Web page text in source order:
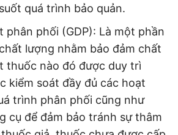
quá trình bảo quản.
phân phối (GDP): Là một phần
lượng nhằm bảo đảm chất
thuốc nào đó được duy trì
kiểm soát đầy đủ các hoạt
trình phân phối cũng như
cụ để đảm bảo tránh sự thâm